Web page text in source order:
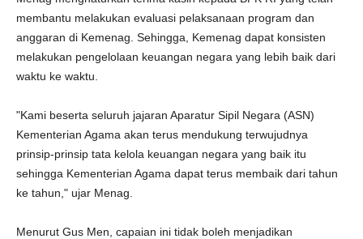
membantu melakukan evaluasi pelaksanaan program dan
anggaran di Kemenag. Sehingga, Kemenag dapat konsisten
melakukan pengelolaan keuangan negara yang lebih baik dari
waktu ke waktu.
"Kami beserta seluruh jajaran Aparatur Sipil Negara (ASN)
Kementerian Agama akan terus mendukung terwujudnya
prinsip-prinsip tata kelola keuangan negara yang baik itu
sehingga Kementerian Agama dapat terus membaik dari tahun
ke tahun," ujar Menag.
Menurut Gus Men, capaian ini tidak boleh menjadikan